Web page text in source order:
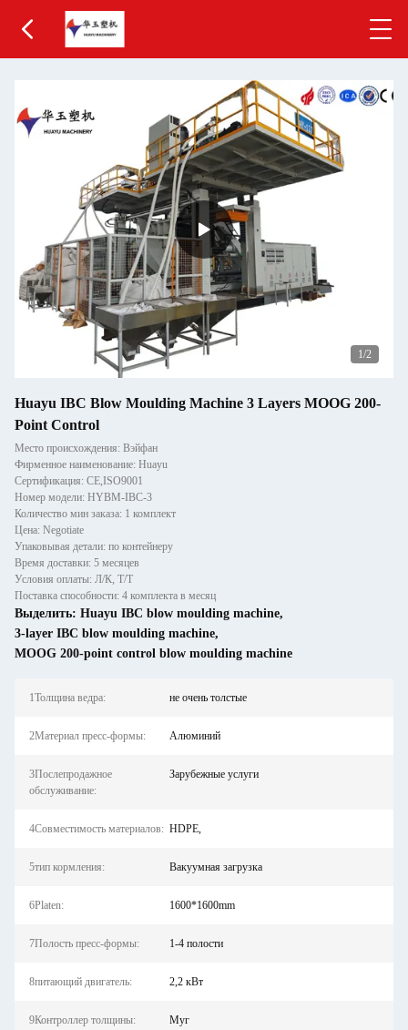
1/2
Huayu IBC Blow Moulding Machine 3 Layers MOOG 200-
Point Control
Место происхождения: Вэйфан
Фирменное наименование: Huayu
Сертификация: CE,ISO9001
Номер модели: HYBM-IBC-3
Количество мин заказа: 1 комплект
Цена: Negotiate
Упаковывая детали: по контейнеру
Время доставки: 5 месяцев
Условия оплаты: Л/К, Т/Т
Поставка способности: 4 комплекта в месяц
Выделить: Huayu IBC blow moulding machine,
3-layer IBC blow moulding machine,
MOOG 200-point control blow moulding machine
1Толщина ведра: не очень толстые
2Материал пресс-формы: Алюминий
3Послепродажное
обслуживание:
Зарубежные услуги
4Совместимость материалов: HDPE,
5тип кормления: Вакуумная загрузка
6Platen: 1600*1600mm
7Полость пресс-формы: 1-4 полости
8питающий двигатель: 2,2 кВт
9Контроллер толщины: Муг